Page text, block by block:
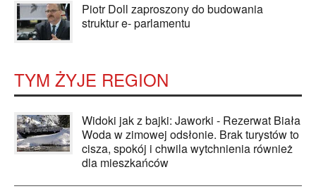
Piotr Doll zaproszony do budowania
struktur e- parlamentu
TYM ŻYJE REGION
Widoki jak z bajki: Jaworki - Rezerwat Biała
Woda w zimowej odsłonie. Brak turystów to
cisza, spokój i chwila wytchnienia również
dla mieszkańców